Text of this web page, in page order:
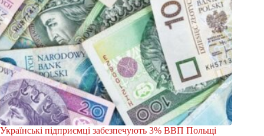
Українські підприємці забезпечують 3% ВВП Польщі